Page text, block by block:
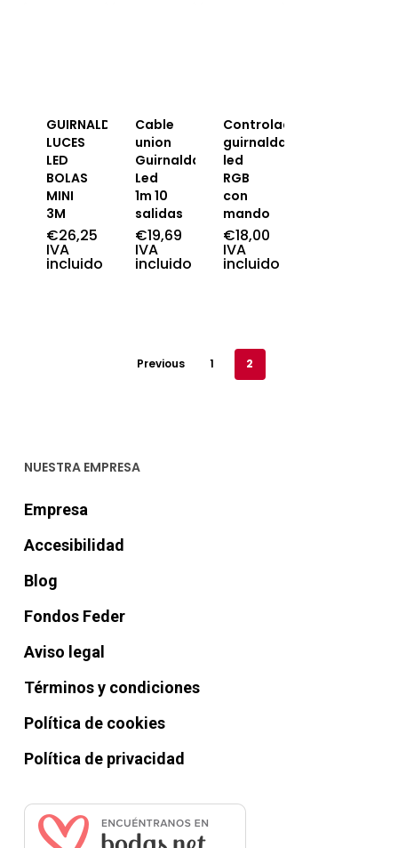
GUIRNALDA
LUCES
LED
BOLAS
MINI
3M
€26,25
IVA
incluido
Cable
union
Guirnaldas
Led
1m 10
salidas
€19,69
IVA
incluido
Controlador
guirnalda
led
RGB
con
mando
€18,00
IVA
incluido
Previous 1 2
NUESTRA EMPRESA
Empresa
Accesibilidad
Blog
Fondos Feder
Aviso legal
Términos y condiciones
Política de cookies
Política de privacidad